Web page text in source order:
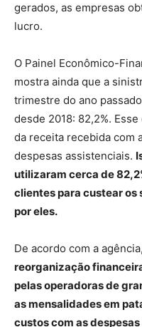
gerados, as empresas
lucro.
O Painel Econômico-
mostra ainda que a
trimestre do ano
desde 2018: 82,2%.
da receita recebida com
despesas assistenciais.
utilizaram cerca de
clientes para custear os
por eles.
De acordo com a agência,
reorganização
pelas operadoras de
as mensalidades em
custos com as